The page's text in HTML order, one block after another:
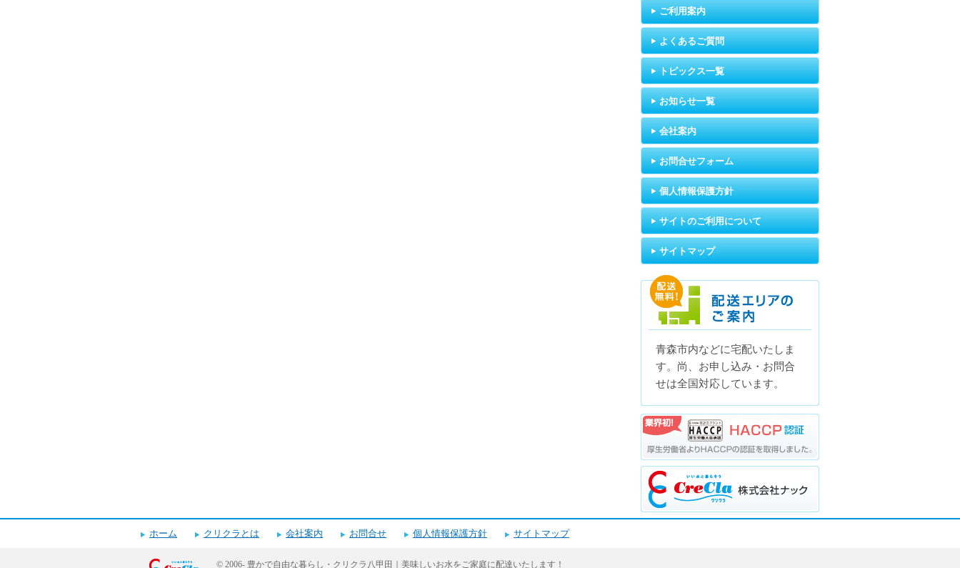
ご利用案内
よくあるご質問
トピックス一覧
お知らせ一覧
会社案内
お問合せフォーム
個人情報保護方針
サイトのご利用について
サイトマップ
配送エリアのご案内
青森市内などに宅配いたしま
す。尚、お申し込み・お問合
せは全国対応しています。
ホーム クリクラとは 会社案内 お問合せ 個人情報保護方針 サイトマップ
© 2006- 豊かで自由な暮らし・クリクラ八甲田｜美味しいお水をご家庭に配達いたします！